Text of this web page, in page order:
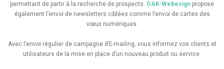
permettant de partir à la recherche de prospects. OAK-Webesign propose
également l’envoi de newsletters ciblées comme l’envoi de cartes des
vœux numériques.
Avec l’envoi régulier de campagne d’E-mailing, vous informez vos clients et
utilisateurs de la mise en place d’un nouveau produit ou service.